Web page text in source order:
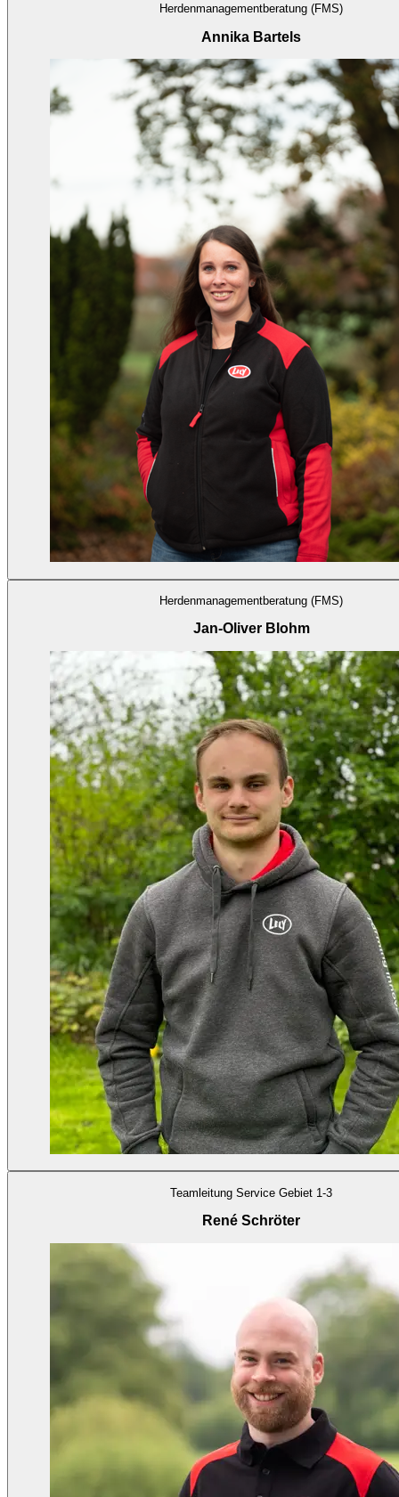
Herdenmanagementberatung (FMS)
Annika Bartels
Herdenmanagementberatung (FMS)
Jan-Oliver Blohm
Teamleitung Service Gebiet 1-3
René Schröter